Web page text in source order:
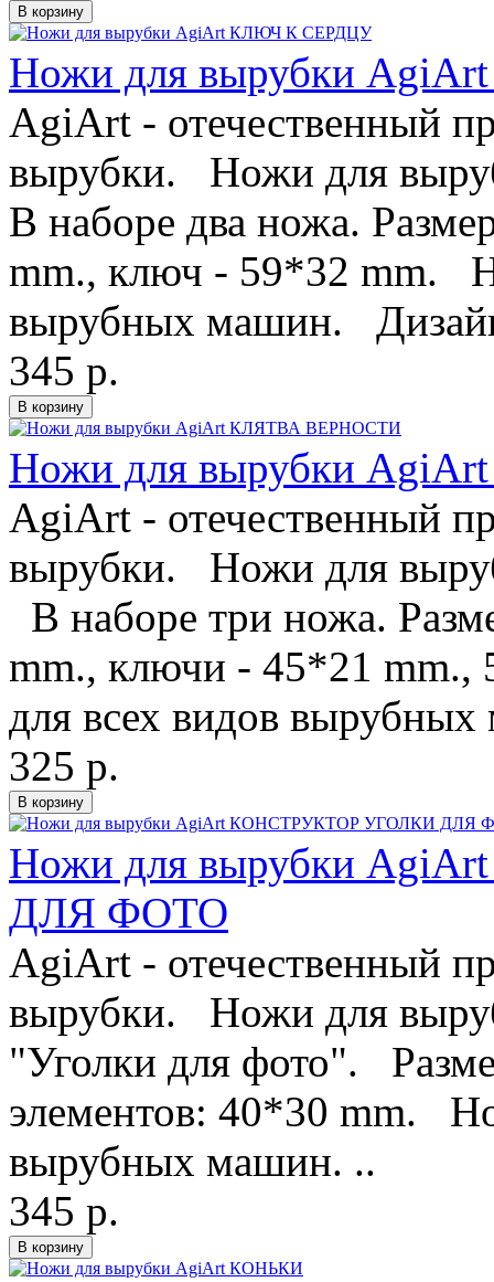
Ножи для вырубки
AgiArt - отечественный
вырубки. Ножи для
В наборе два ножа.
mm., ключ - 59*32 mm.
вырубных машин.
345 р.
Ножи для вырубки
AgiArt - отечественный
вырубки. Ножи для
В наборе три ножа.
mm., ключи - 45*21
для всех видов
325 р.
Ножи для вырубки
ДЛЯ ФОТО
AgiArt - отечественный
вырубки. Ножи для
"Уголки для фото".
элементов: 40*30 mm.
вырубных машин. ..
345 р.